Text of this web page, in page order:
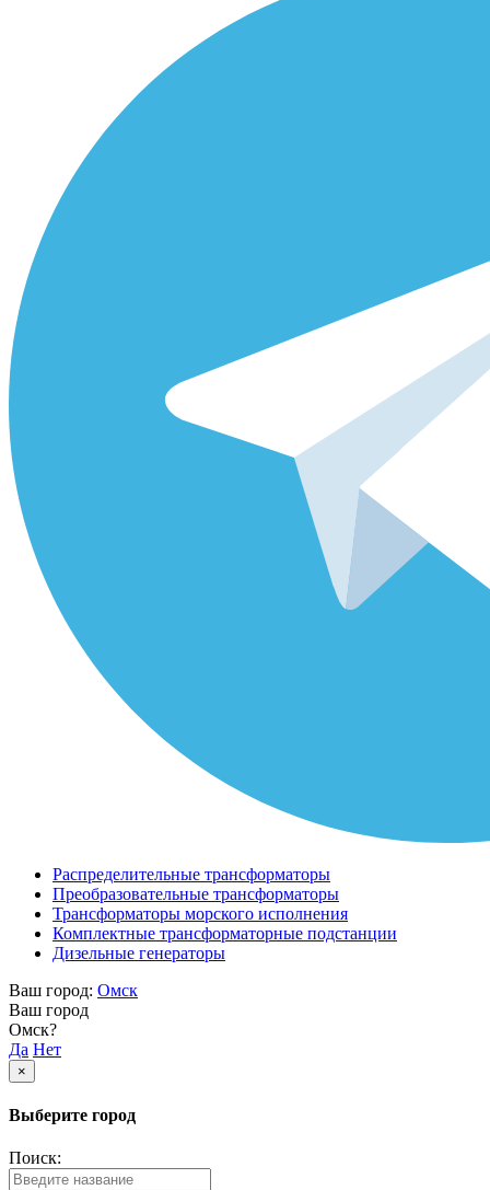
Распределительные трансформаторы
Преобразовательные трансформаторы
Трансформаторы морского исполнения
Комплектные трансформаторные подстанции
Дизельные генераторы
Ваш город: Омск
Ваш город
Омск?
Да Нет
×
Выберите город
Поиск: